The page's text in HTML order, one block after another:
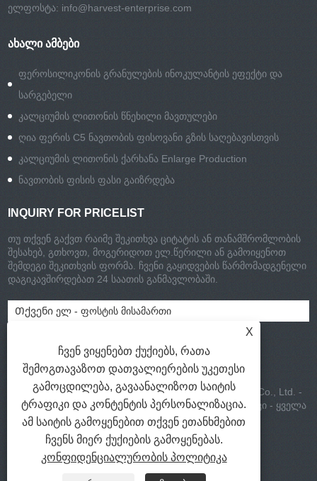
ელფოსტა: info@harvest-enterprise.com
ᲐᲮᲐᲚᲘ ᲐᲛᲑᲔᲑᲘ
ფეროსილიკონის გრანულების ინოკულანტის ეფექტი და
სარგებელი
კალციუმის ლითონის წნეხილი მავთულები
ღია ფერის C5 ნავთობის ფისოვანი გზის საღებავისთვის
კალციუმის ლითონის ქარხანა Enlarge Production
ნავთობის ფისის ფასი გაიზრდება
INQUIRY FOR PRICELIST
თუ თქვენ გაქვთ რაიმე შეკითხვა ციტატის ან თანამშრომლობის
შესახებ, გთხოვთ, მოგერიდოთ ელ.წერილი ან გამოიყენოთ
შემდეგი შეკითხვის ფორმა. ჩვენი გაყიდვების წარმომადგენელი
დაგიკავშირდებათ 24 საათის განმავლობაში.
საავტორო უფლებები © 2022 Jinlida Metal Materials Co., Ltd. -
უჟანგავი ნავთობის ფისები, როზინ ესტერი, მინის მძივი - ყველა
უფლება დაცულია.
ბმულები|Sitemap|RSS|XML
Privacy Policy
X
ჩვენ ვიყენებთ ქუქიებს, რათა
შემოგთავაზოთ დათვალიერების უკეთესი
გამოცდილება, გავაანალიზოთ საიტის
ტრაფიკი და კონტენტის პერსონალიზაცია.
ამ საიტის გამოყენებით თქვენ ეთანხმებით
ჩვენს მიერ ქუქიების გამოყენებას.
კონფიდენციალურობის პოლიტიკა